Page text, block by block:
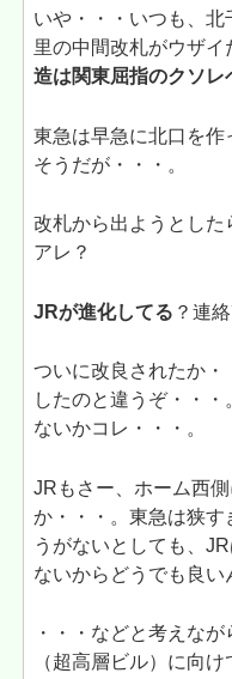
いや・・・いつも、
里の中間改札がウザ
造は関東屈指のクソレ
東急は早急に北口を作
そうだが・・・。
改札から出ようとした
アレ？
JRが進化してる ？連
ついに改良されたか
したのと違うぞ・・
ないかコレ・・・。
JRもさー、ホーム西
か・・・。東急は狭す
うがないとしても、
ないからどうでも良い
・・・などと考えな
（超高層ビル）に向